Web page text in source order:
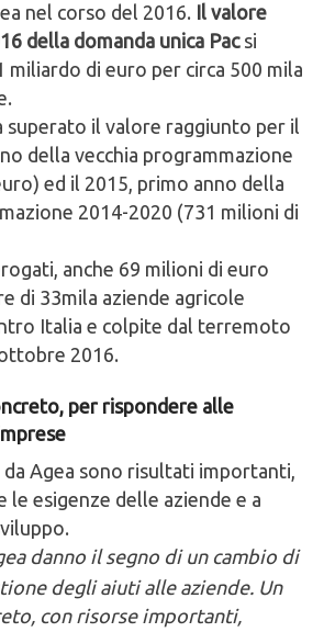
nel corso del 2016. Il valore
della domanda unica Pacsi
miliardo di euro per circa 500 mila
superato il valore raggiunto per il
della vecchia programmazione
ed il 2015, primo anno della
2014-2020 (731 milioni di
anche 69 milioni di euro
di 33mila aziende agricole
Italia e colpite dal terremoto
2016.
per rispondere alle
Agea sono risultati importanti,
le esigenze delle aziende e a
danno il segno di un cambio di
degli aiuti alle aziende. Un
con risorse importanti,